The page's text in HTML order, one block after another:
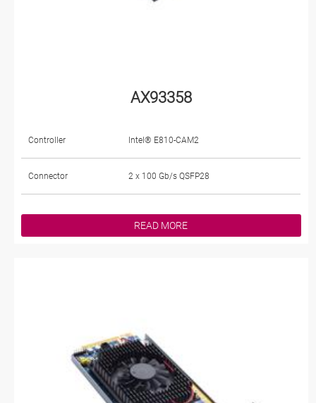
AX93358
Controller Intel® E810-CAM2
Connector 2 x 100 Gb/s QSFP28
READ MORE